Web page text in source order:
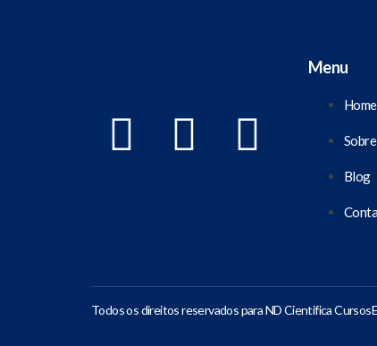
Menu
Home
Blog
Todos os direitos reservados para ND Cientifica Cursos